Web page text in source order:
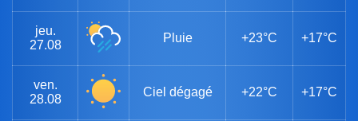
jeu.
27.08
Pluie +23°C +17°C
ven.
28.08
Ciel dégagé +22°C +17°C